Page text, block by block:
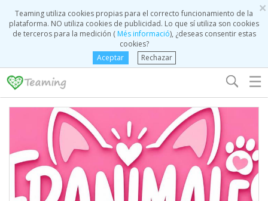
×
Teaming utiliza cookies propias para el correcto funcionamiento de la
plataforma. NO utiliza cookies de publicidad. Lo que sí utiliza son cookies
de terceros para la medición (Més informació), ¿deseas consentir estas
cookies?
Aceptar
Rechazar
☰